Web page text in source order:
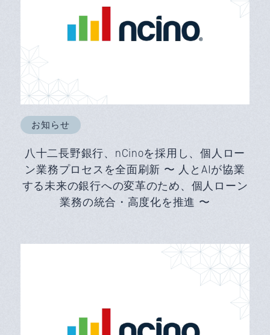
お知らせ
八十二長野銀行、nCinoを採用し、個人ロー
ン業務プロセスを全面刷新 〜 人とAIが協業
する未来の銀行への変革のため、個人ローン
業務の統合・高度化を推進 〜